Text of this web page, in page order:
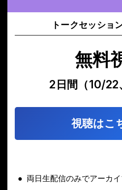
トークセッショ
無料
2日間（10/22
視聴はこ
両日生配信のみでアーカイ